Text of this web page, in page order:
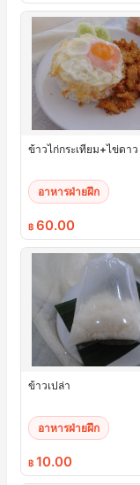
ข้าวไก่กระเทียม+ไข่ดาว
อาหารฝ่ายฝึก
฿ 60.00
ข้าวเปล่า
อาหารฝ่ายฝึก
฿ 10.00